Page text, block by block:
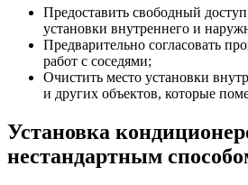
Предоставить свободный
установки внутреннего и
Предварительно согласовать
работ с соседями;
Очистить место установки
и других объектов, которые
Установка
нестандартным